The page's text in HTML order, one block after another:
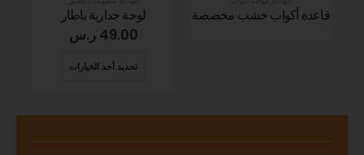
قاعدة أكواب خشب مخصصة لوحة جدارية باطار
49.00 ر.س
تحديد أحد الخيارات